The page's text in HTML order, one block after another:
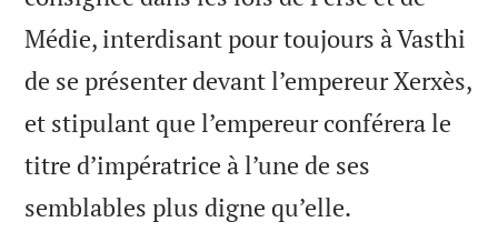
Médie, interdisant pour toujours à Vasthi
de se présenter devant l’empereur Xerxès,
et stipulant que l’empereur conférera le
titre d’impératrice à l’une de ses
semblables plus digne qu’elle.